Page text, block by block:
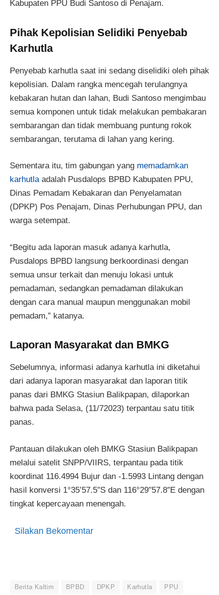
Kabupaten PPU Budi Santoso di Penajam.
Pihak Kepolisian Selidiki Penyebab
Karhutla
Penyebab karhutla saat ini sedang diselidiki oleh pihak
kepolisian. Dalam rangka mencegah terulangnya
kebakaran hutan dan lahan, Budi Santoso mengimbau
semua komponen untuk tidak melakukan pembakaran
sembarangan dan tidak membuang puntung rokok
sembarangan, terutama di lahan yang kering.
Sementara itu, tim gabungan yang memadamkan
karhutlaadalah Pusdalops BPBD Kabupaten PPU,
Dinas Pemadam Kebakaran dan Penyelamatan
(DPKP) Pos Penajam, Dinas Perhubungan PPU, dan
warga setempat.
“Begitu ada laporan masuk adanya karhutla,
Pusdalops BPBD langsung berkoordinasi dengan
semua unsur terkait dan menuju lokasi untuk
pemadaman, sedangkan pemadaman dilakukan
dengan cara manual maupun menggunakan mobil
pemadam,” katanya.
Laporan Masyarakat dan BMKG
Sebelumnya, informasi adanya karhutla ini diketahui
dari adanya laporan masyarakat dan laporan titik
panas dari BMKG Stasiun Balikpapan, dilaporkan
bahwa pada Selasa, (11/72023) terpantau satu titik
panas.
Pantauan dilakukan oleh BMKG Stasiun Balikpapan
melalui satelit SNPP/VIIRS, terpantau pada titik
koordinat 116.4994 Bujur dan -1.5993 Lintang dengan
hasil konversi 1°35’57.5″S dan 116°29″57.8″E dengan
tingkat kepercayaan menengah.
Silakan Bekomentar
Berita Kaltim BPBD DPKP Karhutla PPU